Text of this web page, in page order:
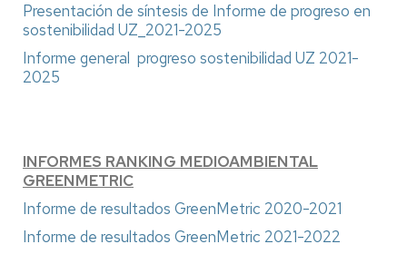
Presentación de síntesis de Informe de progreso en
sostenibilidad UZ_2021-2025
Informe general progreso sostenibilidad UZ 2021-
2025
INFORMES RANKING MEDIOAMBIENTAL
GREENMETRIC
Informe de resultados GreenMetric 2020-2021
Informe de resultados GreenMetric 2021-2022